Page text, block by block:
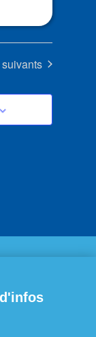
Évènements
suivants